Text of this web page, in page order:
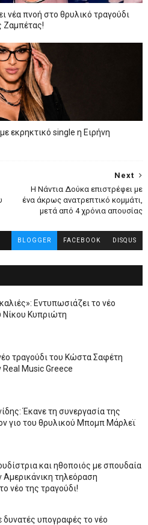
νέα πνοή στο θρυλικό τραγούδι
Ζαμπέτας!
εκρηκτικό single η Ειρήνη
Next
Η Νάντια Δούκα επιστρέφει με
ένα άκρως ανατρεπτικό κομμάτι,
μετά από 4 χρόνια απουσίας
BLOGGER FACEBOOK DISQUS
Εντυπωσιάζει το νέο
Νίκου Κυπριώτη
τραγούδι του Κώστα Σαφέτη
Music Greece
Έκανε τη συνεργασία της
γιο του θρυλικού Μπομπ Μάρλεϊ
και ηθοποιός με σπουδαία
Αμερικάνικη τηλεόραση
νέο της τραγούδι!
υπογραφές το νέο